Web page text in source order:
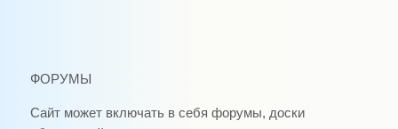
ФОРУМЫ
Сайт может включать в себя форумы, доски